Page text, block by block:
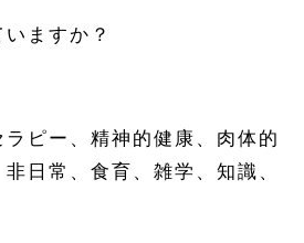
ますか？
ピー、精神的健康、肉体的
日常、食育、雑学、知識、